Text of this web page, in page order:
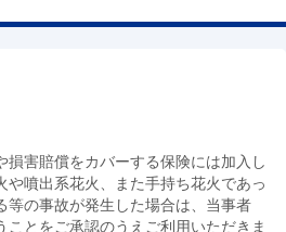
損害賠償をカバーする保険には加入し
や噴出系花火、また手持ち花火であっ
等の事故が発生した場合は、当事者
ことをご承認のうえご利用いただきま